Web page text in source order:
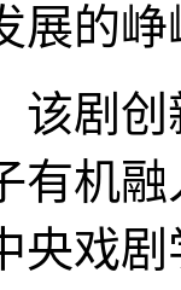
展的
剧创
有机
央戏